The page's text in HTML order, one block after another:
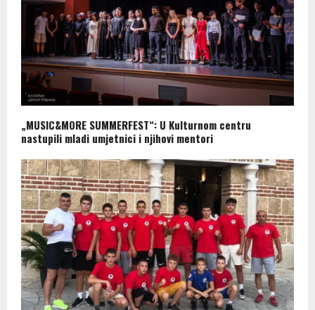
„MUSIC&MORE SUMMERFEST“: U Kulturnom centru
nastupili mladi umjetnici i njihovi mentori